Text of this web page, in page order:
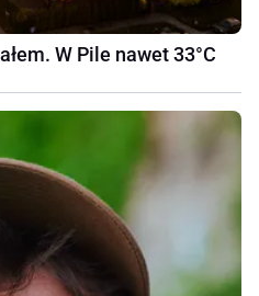
W Pile nawet 33°C